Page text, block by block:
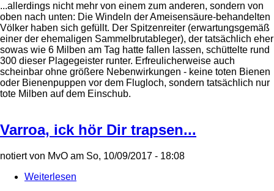
Milbchen,
Du
musst
wandern...
...allerdings nicht mehr von einem zum anderen, sondern von
oben nach unten: Die Windeln der Ameisensäure-behandelten
Völker haben sich gefüllt. Der Spitzenreiter (erwartungsgemäß
einer der ehemaligen Sammelbrutableger), der tatsächlich eher
sowas wie 6 Milben am Tag hatte fallen lassen, schüttelte rund
300 dieser Plagegeister runter. Erfreulicherweise auch
scheinbar ohne größere Nebenwirkungen - keine toten Bienen
oder Bienenpuppen vor dem Flugloch, sondern tatsächlich nur
tote Milben auf dem Einschub.
Varroa, ick hör Dir trapsen...
notiert von MvO am So, 10/09/2017 - 18:08
Weiterlesen